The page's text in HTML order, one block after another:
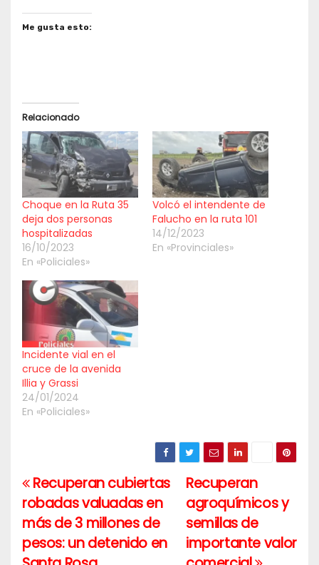
Me gusta esto:
Relacionado
Choque en la Ruta 35
deja dos personas
hospitalizadas
16/10/2023
En «Policiales»
Volcó el intendente de
Falucho en la ruta 101
14/12/2023
En «Provinciales»
Incidente vial en el
cruce de la avenida
Illia y Grassi
24/01/2024
En «Policiales»
Navegación
de
entradas
Recuperan
agroquímicos y
semillas de
importante valor
Recuperan cubiertas
robadas valuadas en
más de 3 millones de
pesos: un detenido en